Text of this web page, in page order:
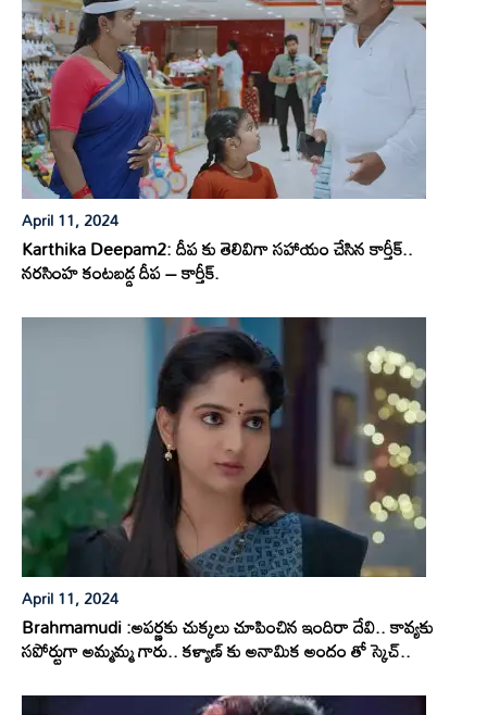
April 11, 2024
Karthika Deepam2: దీప కు తెలివిగా సహాయం చేసిన కార్తీక్..
నరసింహ కంటబడ్డ దీప – కార్తీక్.
April 11, 2024
Brahmamudi :అపర్ణకు చుక్కలు చూపించిన ఇందిరా దేవి.. కావ్యకు
సపోర్టుగా అమ్మమ్మ గారు.. కళ్యాణ్ కు అనామిక అందం తో స్కెచ్..